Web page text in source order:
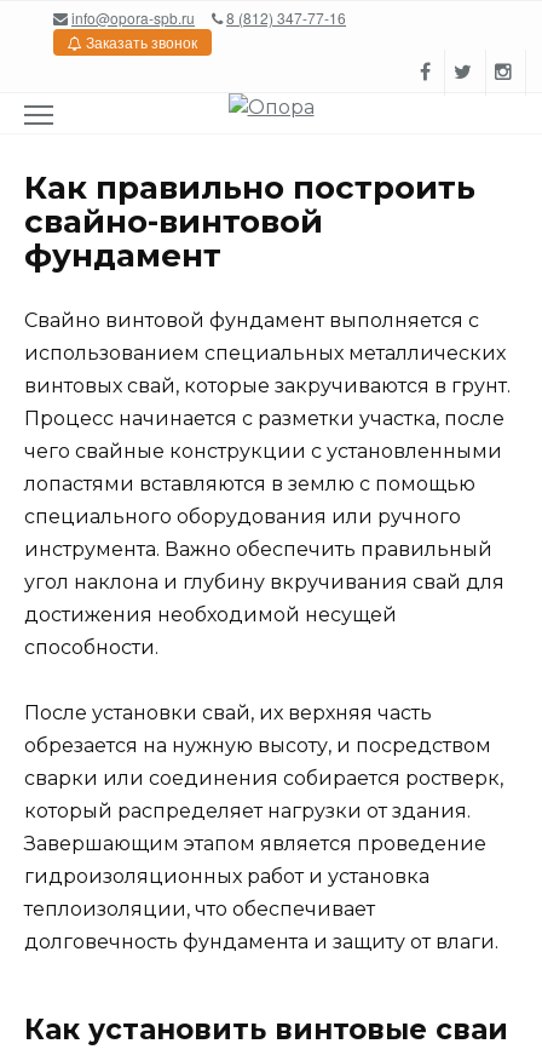
Перейтиinfo@opora-spb.ru
8 (812) 347-77-16
Заказать звонок
Как правильно построить
свайно-винтовой
фундамент
Свайно винтовой фундамент выполняется с
использованием специальных металлических
винтовых свай, которые закручиваются в грунт.
Процесс начинается с разметки участка, после
чего свайные конструкции с установленными
лопастями вставляются в землю с помощью
специального оборудования или ручного
инструмента. Важно обеспечить правильный
угол наклона и глубину вкручивания свай для
достижения необходимой несущей
способности.
После установки свай, их верхняя часть
обрезается на нужную высоту, и посредством
сварки или соединения собирается ростверк,
который распределяет нагрузки от здания.
Завершающим этапом является проведение
гидроизоляционных работ и установка
теплоизоляции, что обеспечивает
долговечность фундамента и защиту от влаги.
Как установить винтовые сваи